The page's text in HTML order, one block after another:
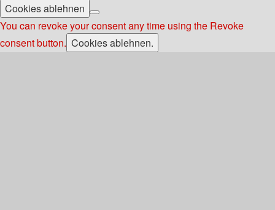
Cookies ablehnen
You can revoke your consent any time using the Revoke
consent button. Cookies ablehnen.